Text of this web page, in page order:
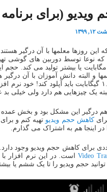
(برای
۱۳۹۹
این روزها معلمها با آن درگیر
حجمی حدود ۱۵۰ مگابایت یا بیشتر تولید
تهیه کند بیش از ۱.۵ گیگابایت باید آپلود
یک چیزهایی هم دارد ولی خیلی
درگیر این مشکل بود و بخش
کاهش حجم ویدیو تهیه کنم و
در اینجا هم به اشتراک می گذارم.
برای کاهش حجم ویدیو وجود
Videoاست. در این نرم افزار با
حجم ویدیو را تا یک ششم یا